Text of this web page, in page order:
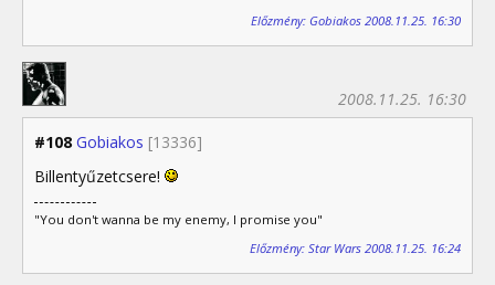
Előzmény: Gobiakos 2008.11.25. 16:30
#108 Gobiakos [13336]
2008.11.25. 16:30
Billentyűzetcsere!
"You don't wanna be my enemy, I promise you"
Előzmény: Star Wars 2008.11.25. 16:24